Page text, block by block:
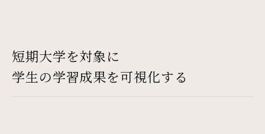
短期大学を対象に
学生の学習成果を可視化する